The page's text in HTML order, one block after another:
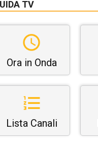
TV
Ora in Onda
Lista Canali